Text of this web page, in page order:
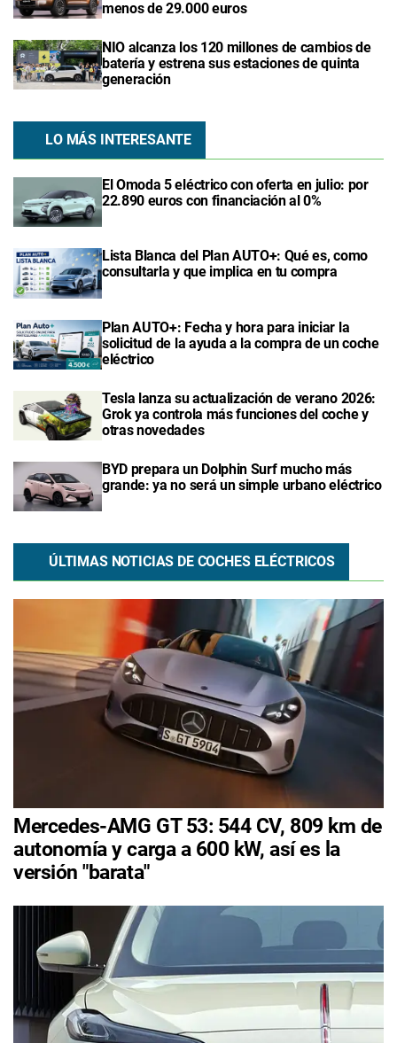
menos de 29.000 euros
NIO alcanza los 120 millones de cambios de
batería y estrena sus estaciones de quinta
generación
LO MÁS INTERESANTE
El Omoda 5 eléctrico con oferta en julio: por
22.890 euros con financiación al 0%
Lista Blanca del Plan AUTO+: Qué es, como
consultarla y que implica en tu compra
Plan AUTO+: Fecha y hora para iniciar la
solicitud de la ayuda a la compra de un coche
eléctrico
Tesla lanza su actualización de verano 2026:
Grok ya controla más funciones del coche y
otras novedades
BYD prepara un Dolphin Surf mucho más
grande: ya no será un simple urbano eléctrico
ÚLTIMAS NOTICIAS DE COCHES ELÉCTRICOS
Mercedes-AMG GT 53: 544 CV, 809 km de
autonomía y carga a 600 kW, así es la
versión "barata"